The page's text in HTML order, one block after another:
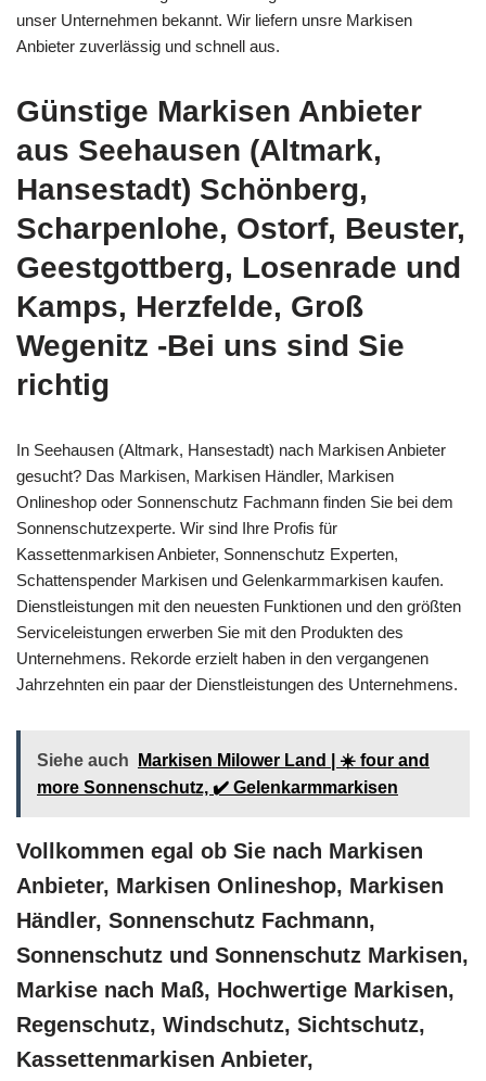
unser Unternehmen bekannt. Wir liefern unsre Markisen
Anbieter zuverlässig und schnell aus.
Günstige Markisen Anbieter
aus Seehausen (Altmark,
Hansestadt) Schönberg,
Scharpenlohe, Ostorf, Beuster,
Geestgottberg, Losenrade und
Kamps, Herzfelde, Groß
Wegenitz -Bei uns sind Sie
richtig
In Seehausen (Altmark, Hansestadt) nach Markisen Anbieter
gesucht? Das Markisen, Markisen Händler, Markisen
Onlineshop oder Sonnenschutz Fachmann finden Sie bei dem
Sonnenschutzexperte. Wir sind Ihre Profis für
Kassettenmarkisen Anbieter, Sonnenschutz Experten,
Schattenspender Markisen und Gelenkarmmarkisen kaufen.
Dienstleistungen mit den neuesten Funktionen und den größten
Serviceleistungen erwerben Sie mit den Produkten des
Unternehmens. Rekorde erzielt haben in den vergangenen
Jahrzehnten ein paar der Dienstleistungen des Unternehmens.
Siehe auch
Markisen Milower Land | ☀️ four and
more Sonnenschutz, ✔️ Gelenkarmmarkisen
Vollkommen egal ob Sie nach Markisen
Anbieter, Markisen Onlineshop, Markisen
Händler, Sonnenschutz Fachmann,
Sonnenschutz und Sonnenschutz Markisen,
Markise nach Maß, Hochwertige Markisen,
Regenschutz, Windschutz, Sichtschutz,
Kassettenmarkisen Anbieter,